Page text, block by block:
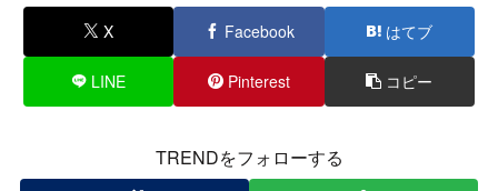
X Facebook はてブ
LINE Pinterest コピー
TRENDをフォローする